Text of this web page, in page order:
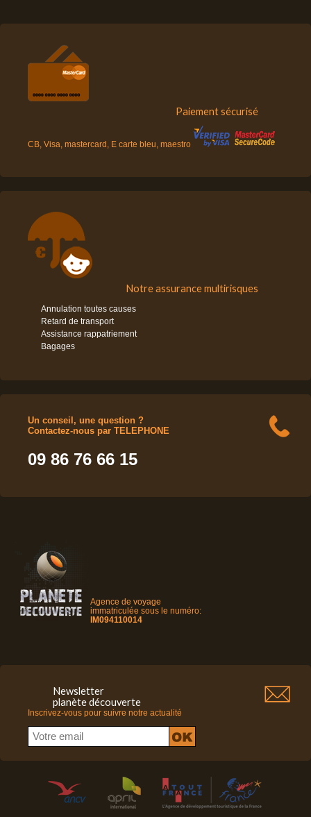
Paiement sécurisé
CB, Visa, mastercard, E carte bleu, maestro
Notre assurance multirisques
Annulation toutes causes
Retard de transport
Assistance rappatriement
Bagages
Un conseil, une question ?
Contactez-nous par TELEPHONE
09 86 76 66 15
Agence de voyage
immatriculée sous le numéro:
IM094110014
Newsletter
planète découverte
Inscrivez-vous pour suivre notre actualité